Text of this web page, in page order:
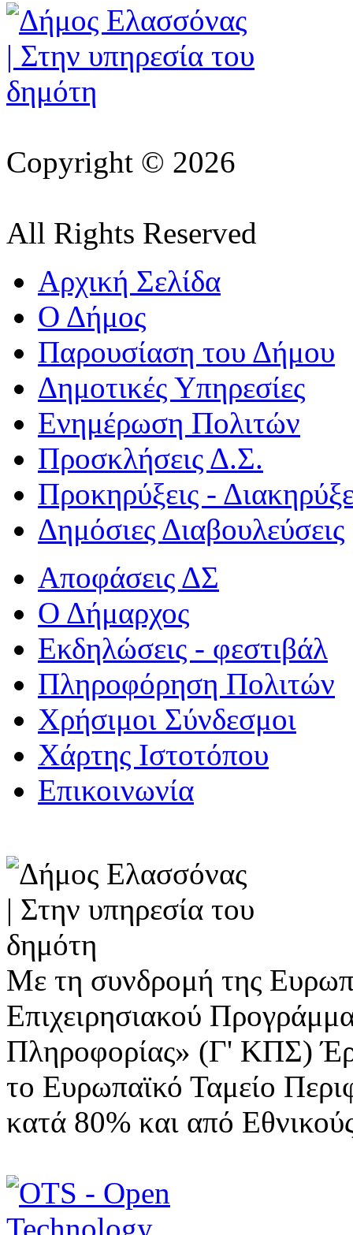
Copyright © 2026
All Rights Reserved
Αρχική Σελίδα
Ο Δήμος
Παρουσίαση του Δήμου
Δημοτικές Υπηρεσίες
Ενημέρωση Πολιτών
Προσκλήσεις Δ.Σ.
Προκηρύξεις -
Δημόσιες Διαβουλεύσεις
Αποφάσεις ΔΣ
Ο Δήμαρχος
Εκδηλώσεις - φεστιβάλ
Πληροφόρηση Πολιτών
Χρήσιμοι Σύνδεσμοι
Χάρτης Ιστοτόπου
Επικοινωνία
Με τη συνδρομή της
Επιχειρησιακού
Πληροφορίας» (Γ' ΚΠΣ)
το Ευρωπαϊκό Ταμείο
κατά 80% και από